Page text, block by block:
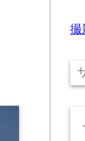
撮